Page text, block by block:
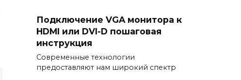
Подключение VGA монитора к
HDMI или DVI-D пошаговая
инструкция
Современные технологии
предоставляют нам широкий спектр